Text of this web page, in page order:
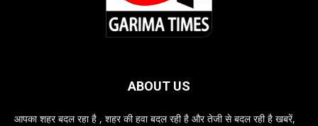
ABOUT US
आपका शहर बदल रहा है , शहर की हवा बदल रही है और तेजी से बदल रही है खबरें,